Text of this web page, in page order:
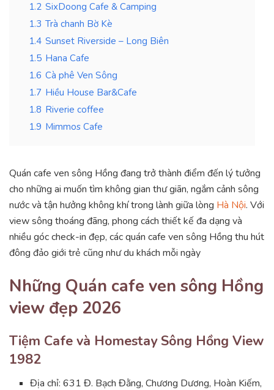
1.2 SixDoong Cafe & Camping
1.3 Trà chanh Bờ Kè
1.4 Sunset Riverside – Long Biên
1.5 Hana Cafe
1.6 Cà phê Ven Sông
1.7 Hiều House Bar&Cafe
1.8 Riverie coffee
1.9 Mimmos Cafe
Quán cafe ven sông Hồng đang trở thành điểm đến lý tưởng
cho những ai muốn tìm không gian thư giãn, ngắm cảnh sông
nước và tận hưởng không khí trong lành giữa lòng Hà Nội. Với
view sông thoáng đãng, phong cách thiết kế đa dạng và
nhiều góc check-in đẹp, các quán cafe ven sông Hồng thu hút
đông đảo giới trẻ cũng như du khách mỗi ngày
Những Quán cafe ven sông Hồng
view đẹp 2026
Tiệm Cafe và Homestay Sông Hồng View
1982
Địa chỉ: 631 Đ. Bạch Đằng, Chương Dương, Hoàn Kiếm,